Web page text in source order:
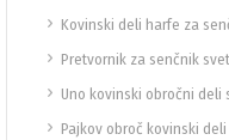
Kovinski deli harfe za
Pretvornik za senčnik
Uno kovinski obročni deli
Pajkov obroč kovinski